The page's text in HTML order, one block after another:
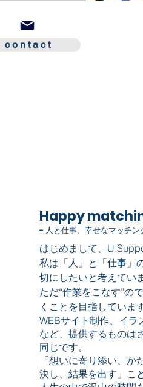
c o n t a c t
Happy
- 人と仕事、幸せなマッチン
はじめまして、
私は「人」と「仕事」
切にしたいと考えてい
ただ“作業をこなす”の
くことを目指していま
WEBサイト制作、イラ
など、提供するものは
同じです。
「想いに寄り添い、
決し、結果を出す」こ